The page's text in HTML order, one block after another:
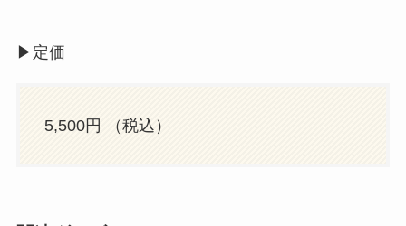
▶︎定価
5,500円 （税込）